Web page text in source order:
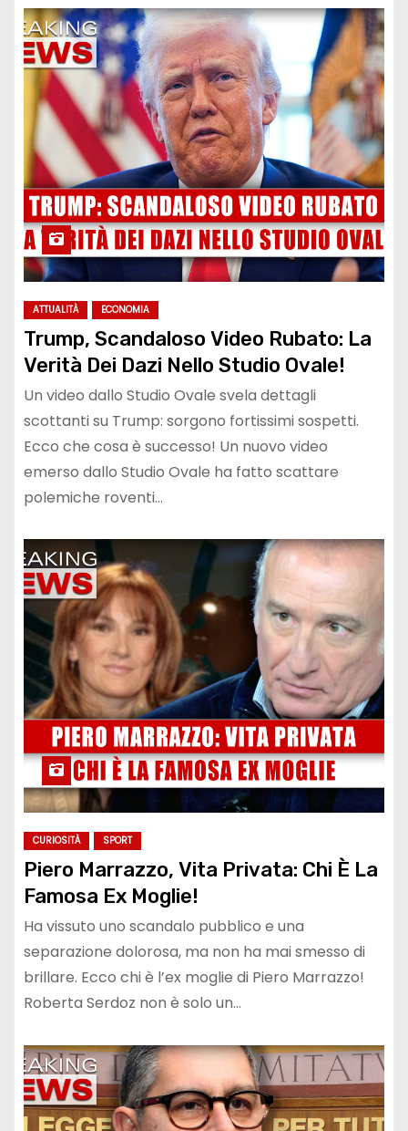
ATTUALITÀ ECONOMIA
Trump, Scandaloso Video Rubato: La
Verità Dei Dazi Nello Studio Ovale!
Un video dallo Studio Ovale svela dettagli
scottanti su Trump: sorgono fortissimi sospetti.
Ecco che cosa è successo! Un nuovo video
emerso dallo Studio Ovale ha fatto scattare
polemiche roventi…
CURIOSITÀ SPORT
Piero Marrazzo, Vita Privata: Chi È La
Famosa Ex Moglie!
Ha vissuto uno scandalo pubblico e una
separazione dolorosa, ma non ha mai smesso di
brillare. Ecco chi è l’ex moglie di Piero Marrazzo!
Roberta Serdoz non è solo un…